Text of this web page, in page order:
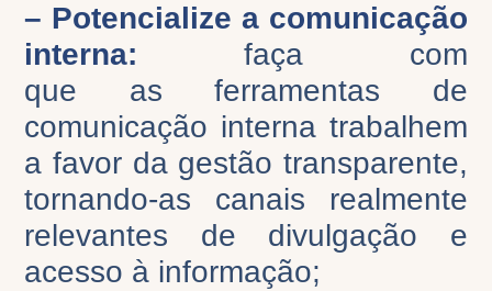
– Potencialize a comunicação
interna:
faça com
que asferramentas de
comunicação interna trabalhem
a favor da gestão transparente,
tornando-as canais realmente
relevantes de divulgação e
acesso à informação;